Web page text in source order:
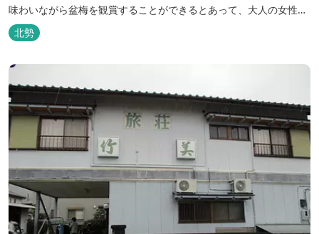
味わいながら盆梅を観賞することができるとあって、大人の女性に
も人気です。
北勢